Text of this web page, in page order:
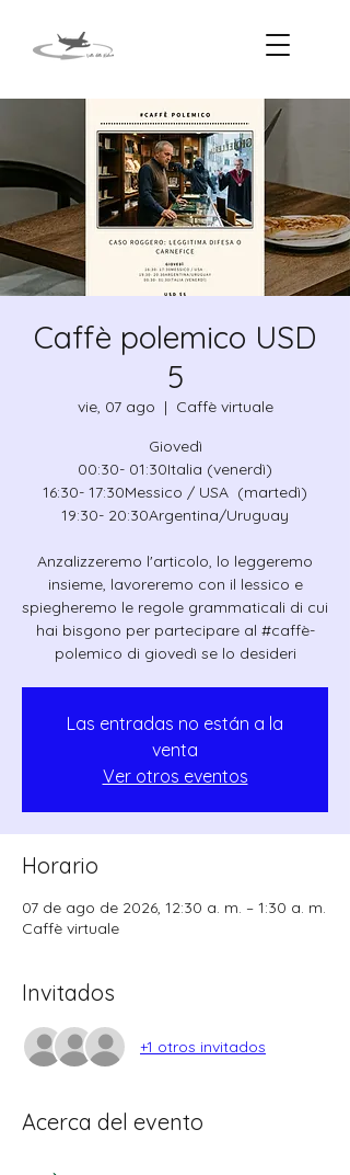
Caffè polemico USD
5
vie, 07 ago
  |
Caffè virtuale
Giovedì
00:30- 01:30Italia (venerdì)
16:30- 17:30Messico / USA (martedì)
19:30- 20:30Argentina/Uruguay
Anzalizzeremo l'articolo, lo leggeremo
insieme, lavoreremo con il lessico e
spiegheremo le regole grammaticali di cui
hai bisgono per partecipare al #caffè-
polemico di giovedì se lo desideri
Las entradas no están a la
venta
Ver otros eventos
Horario
07 de ago de 2026, 12:30 a. m. – 1:30 a. m.
Caffè virtuale
Invitados
+1 otros invitados
Acerca del evento